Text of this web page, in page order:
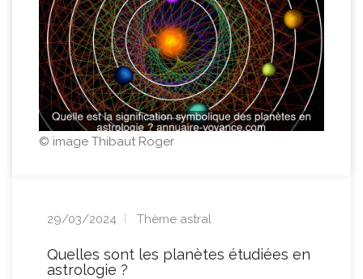
© image Thibaut Roger
29/03/2024 Thème astral
Quelles sont les planètes étudiées en
astrologie ?